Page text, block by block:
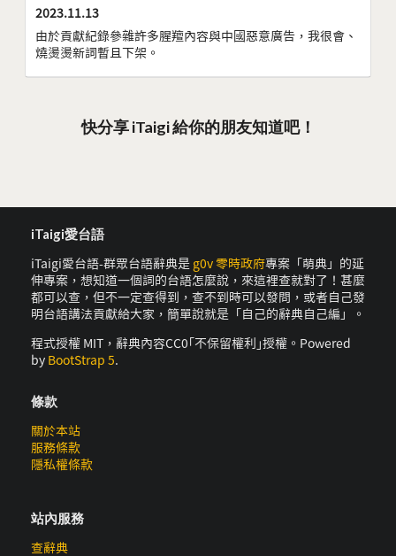
2023.11.13
由於貢獻紀錄參雜許多腥羶內容與中國惡意廣告，我很會、
燒燙燙新詞暫且下架。
快分享 iTaigi 給你的朋友知道吧！
iTaigi愛台語
iTaigi愛台語-群眾台語辭典是 g0v 零時政府專案「萌典」的延
伸專案，想知道一個詞的台語怎麼說，來這裡查就對了！甚麼
都可以查，但不一定查得到，查不到時可以發問，或者自己發
明台語講法貢獻給大家，簡單說就是「自己的辭典自己編」。
程式授權 MIT，辭典內容CC0｢不保留權利｣授權。Powered
by BootStrap 5.
條款
關於本站
服務條款
隱私權條款
站內服務
查辭典